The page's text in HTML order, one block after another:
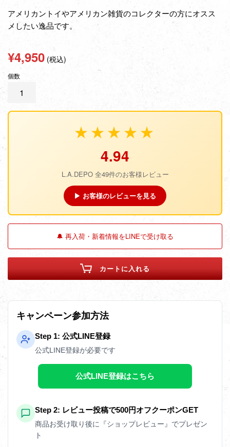
アメリカントイやアメリカン雑貨のコレクターの方にオスス
メしたい逸品です。
通
常
価
¥4,950 (税込)
個数
★★★★★
4.94
L.A.DEPO 全49件のお客様レビュー
▶ お客様のレビューを見る
🔔 再入荷・新着情報をLINEで受け取る
カートに入れる
キャンペーン参加方法
Step 1: 公式LINE登録
公式LINE登録が必要です
公式LINE登録はこちら
Step 2: レビュー投稿で500円オフクーポンGET
商品お受け取り後に『ショップレビュー』でプレゼン
ト